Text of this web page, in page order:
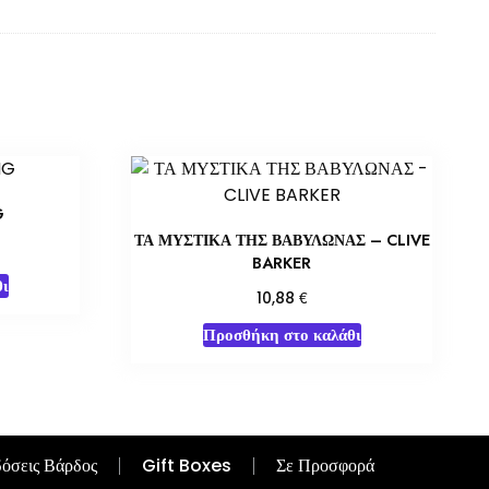
ΤΑ ΜΥΣΤΙΚΑ ΤΗΣ ΒΑΒΥΛΩΝΑΣ – CLIVE
BARKER
10,88 €
Προσθήκη στο καλάθι
Βάρδος Gift Boxes Σε Προσφορά